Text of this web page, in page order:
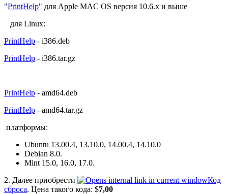
"PrintHelp" для Apple MAC OS версия 10.6.x и выше
для Linux:
PrintHelp - i386.deb
PrintHelp - i386.tar.gz
PrintHelp - amd64.deb
PrintHelp - amd64.tar.gz
платформы:
Ubuntu 13.00.4, 13.10.0, 14.00.4, 14.10.0
Debian 8.0.
Mint 15.0, 16.0, 17.0.
2. Далее приобрести
Код
сброса. Цена такого кода: $7,00